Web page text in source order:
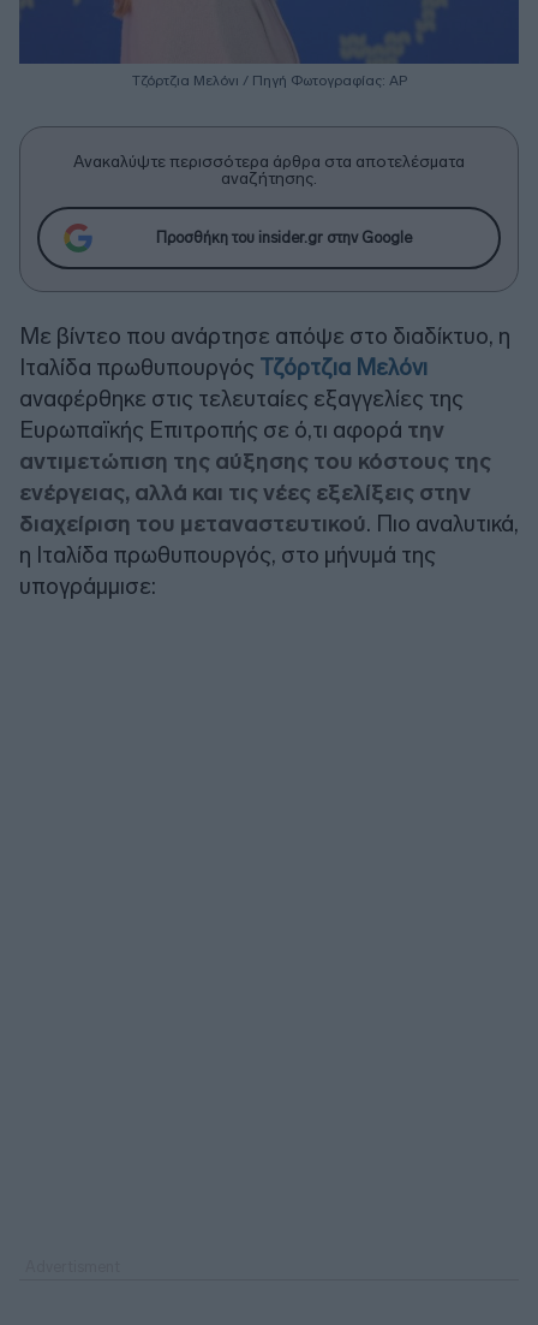
Τζόρτζια Μελόνι / Πηγή Φωτογραφίας: ΑΡ
Ανακαλύψτε περισσότερα άρθρα στα αποτελέσματα
αναζήτησης.
Προσθήκη του insider.gr στην Google
Με βίντεο που ανάρτησε απόψε στο διαδίκτυο, η
Ιταλίδα πρωθυπουργός Τζόρτζια Μελόνι
αναφέρθηκε στις τελευταίες εξαγγελίες της
Ευρωπαϊκής Επιτροπής σε ό,τι αφορά την
αντιμετώπιση της αύξησης του κόστους της
ενέργειας, αλλά και τις νέες εξελίξεις στην
διαχείριση του μεταναστευτικού. Πιο αναλυτικά,
η Ιταλίδα πρωθυπουργός, στο μήνυμά της
υπογράμμισε: